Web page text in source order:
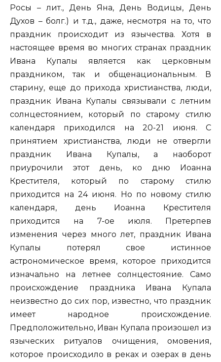
Росы – лит., День Яна, День Водицы, День
Духов – болг.) и т.д., даже, несмотря на то, что
праздник происходит из язычества. Хотя в
настоящее время во многих странах праздник
Ивана Купалы является как церковным
праздником, так и общенациональным. В
старину, еще до прихода христианства, люди,
праздник Ивана Купалы связывали с летним
солнцестоянием, который по старому стилю
календаря приходился на 20-21 июня. С
принятием христианства, люди не отвергли
праздник Ивана Купалы, а наоборот
приурочили этот день, ко дню Иоанна
Крестителя, который по старому стилю
приходится на 24 июня. Но по новому стилю
календаря, день Иоанна Крестителя
приходится на 7-ое июля. Претерпев
изменения через много лет, праздник Ивана
Купалы потерял свое истинное
астрономическое время, которое приходится
изначально на летнее солнцестояние. Само
происхождение праздника Ивана Купала
неизвестно до сих пор, известно, что праздник
имеет народное происхождение.
Предположительно, Иван Купала произошел из
языческих ритуалов очищения, омовения,
которое происходило в реках и озерах в день